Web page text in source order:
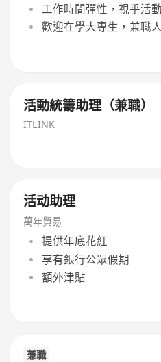
工作時間彈性，視乎活
歡迎在學大專生，兼職
活動統籌助理（兼職）
ITLINK
活动助理
萬年貿易
提供年底花紅
享有銀行公眾假期
額外津貼
兼職